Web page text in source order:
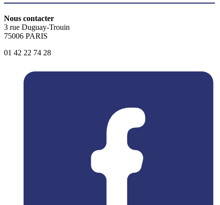
Nous contacter
3 rue Duguay-Trouin
75006 PARIS
01 42 22 74 28